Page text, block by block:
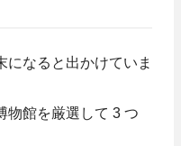
になると出かけていま
物館を厳選して 3 つ